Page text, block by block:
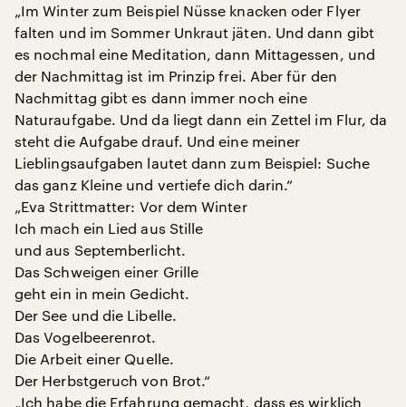
„Im Winter zum Beispiel Nüsse knacken oder Flyer
falten und im Sommer Unkraut jäten. Und dann gibt
es nochmal eine Meditation, dann Mittagessen, und
der Nachmittag ist im Prinzip frei. Aber für den
Nachmittag gibt es dann immer noch eine
Naturaufgabe. Und da liegt dann ein Zettel im Flur, da
steht die Aufgabe drauf. Und eine meiner
Lieblingsaufgaben lautet dann zum Beispiel: Suche
das ganz Kleine und vertiefe dich darin.“
„Eva Strittmatter: Vor dem Winter
Ich mach ein Lied aus Stille
und aus Septemberlicht.
Das Schweigen einer Grille
geht ein in mein Gedicht.
Der See und die Libelle.
Das Vogelbeerenrot.
Die Arbeit einer Quelle.
Der Herbstgeruch von Brot.“
„Ich habe die Erfahrung gemacht, dass es wirklich